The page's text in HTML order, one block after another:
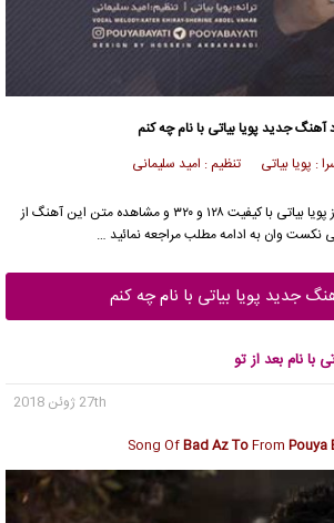
آهنگ جدیدپویا بیاتی با نام چه کنم
: پویا بیاتی تنظیم : امید سلیمانی
پویا بیاتی
با کیفیت ۱۲۸ و ۳۲۰ و مشاهده متن این آهنگ از
نکست وان به ادامه مطلب مراجعه نمائید …
جدید پویا بیاتی با نام چه کنم
با نام بعد از تو
27th ژوئن 2018
Song OfBad Az ToFrom Pouya